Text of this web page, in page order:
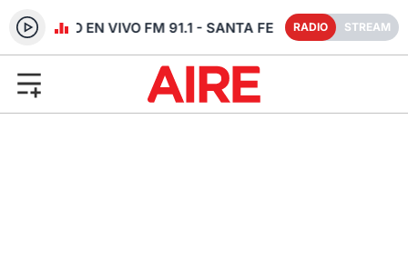
RADIO EN VIVO FM 91.1 - SANTA FE RADIO STREAM